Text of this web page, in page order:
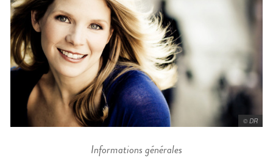
© DR
Informations générales